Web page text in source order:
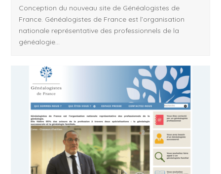
Conception du nouveau site de Généalogistes de
France. Généalogistes de France est l’organisation
nationale représentative des professionnels de la
généalogie…